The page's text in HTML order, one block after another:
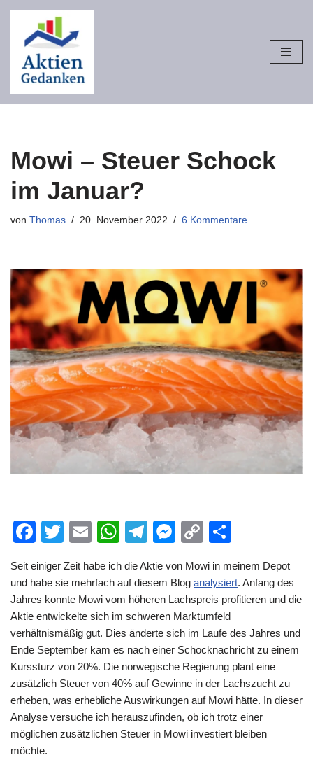
Zum
Inhalt
springen
Mowi – Steuer Schock
im Januar?
von Thomas 20. November 2022 6 Kommentare
F
c
e
b
o
o
k
T
tt
er
E
ail
W
at
s
A
p
p
T
e
gr
a
m
M
ss
e
n
g
er
C
p
y
Li
n
k
e
n
Seit einiger Zeit habe ich die Aktie von Mowi in meinem Depot
und habe sie mehrfach auf diesem Blog analysiert. Anfang des
Jahres konnte Mowi vom höheren Lachspreis profitieren und die
Aktie entwickelte sich im schweren Marktumfeld
verhältnismäßig gut. Dies änderte sich im Laufe des Jahres und
Ende September kam es nach einer Schocknachricht zu einem
Kurssturz von 20%. Die norwegische Regierung plant eine
zusätzlich Steuer von 40% auf Gewinne in der Lachszucht zu
erheben, was erhebliche Auswirkungen auf Mowi hätte. In dieser
Analyse versuche ich herauszufinden, ob ich trotz einer
möglichen zusätzlichen Steuer in Mowi investiert bleiben
möchte.